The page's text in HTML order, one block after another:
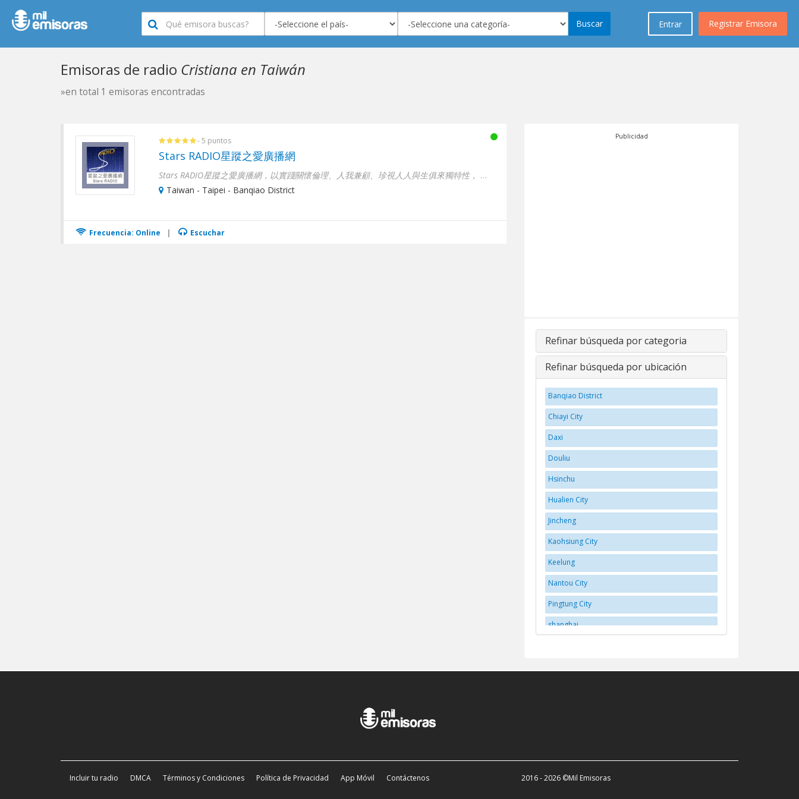
Registrar Emisora
Entrar
Buscar
Emisoras de radio Cristiana en Taiwán
»en total 1 emisoras encontradas
- 5 puntos
Stars RADIO星蹤之愛廣播網
Stars RADIO星蹤之愛廣播網，以實踐關懷倫理、人我兼顧、珍視人人與生俱來獨特性， 而對...
Taiwan - Taipei - Banqiao District
Frecuencia: Online | Escuchar
Publicidad
Refinar búsqueda por categoria
Refinar búsqueda por ubicación
Banqiao District
Chiayi City
Daxi
Douliu
Hsinchu
Hualien City
Jincheng
Kaohsiung City
Keelung
Nantou City
Pingtung City
shanghai
Incluir tu radio DMCA Términos y Condiciones Política de Privacidad App Móvil Contáctenos 2016 - 2026 ©Mil Emisoras